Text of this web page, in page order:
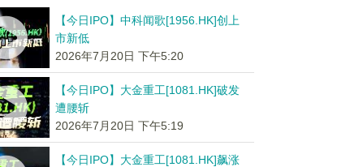
【今日IPO】中科闻歌[1956.HK]创上
市新低
2026年7月20日 下午5:20
【今日IPO】大金重工[1081.HK]破发
遭腰斩
2026年7月20日 下午5:19
【今日IPO】大金重工[1081.HK]飙涨